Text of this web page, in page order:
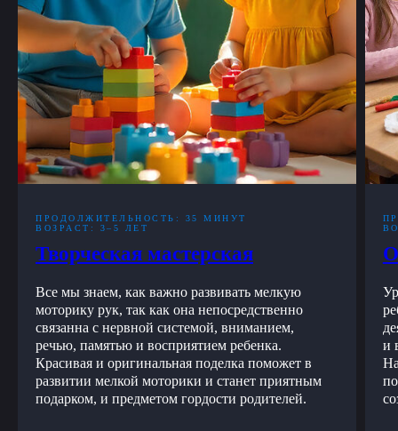
ПРОДОЛЖИТЕЛЬНОСТЬ: 35 МИНУТ
ВОЗРАСТ: 3–5 ЛЕТ
Творческая мастерская
Все мы знаем, как важно развивать мелкую
моторику рук, так как она непосредственно
связанна с нервной системой, вниманием,
речью, памятью и восприятием ребенка.
Красивая и оригинальная поделка поможет в
развитии мелкой моторики и станет приятным
подарком, и предметом гордости родителей.
и